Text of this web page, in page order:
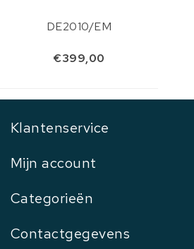
DE2010/EM
€399,00
Klantenservice
Mijn account
Categorieën
Contactgegevens